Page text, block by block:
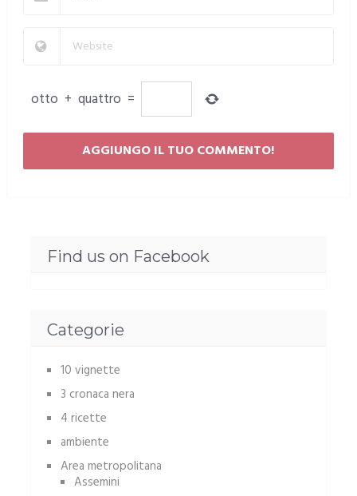
otto + quattro =
Find us on Facebook
Categorie
10 vignette
3 cronaca nera
4 ricette
ambiente
Area metropolitana
Assemini